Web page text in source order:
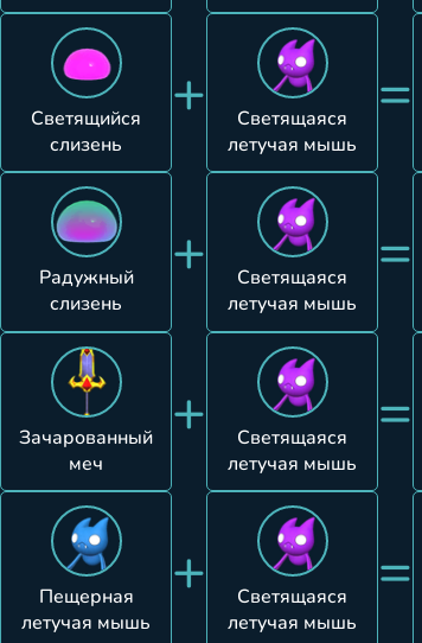
Светящийся
слизень
+
Светящаяся
летучая мышь
=
Радужный
слизень
+
Светящаяся
летучая мышь
=
Зачарованный
меч
+
Светящаяся
летучая мышь
=
Пещерная
летучая мышь
+
Светящаяся
летучая мышь
=